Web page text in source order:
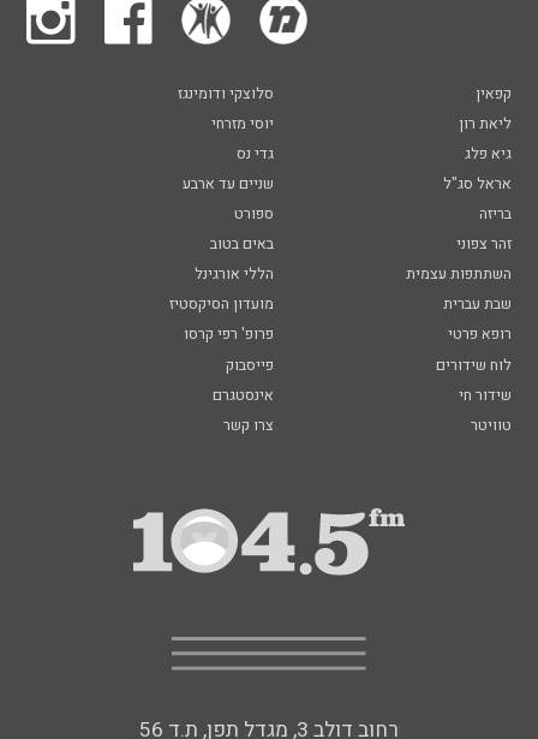
קפאין
סלוצקי ודומינגז
ליאת רון
יוסי מזרחי
גיא פלג
גדי נס
אראל סג"ל
שניים עד ארבע
בריזה
ספורט
זהר צפוני
באים בטוב
השתתפות עצמית
הללי אורגינל
שבת עברית
מועדון הסיקסטיז
רופא פרטי
פרופ' רפי קרסו
לוח שידורים
פייסבוק
שידור חי
אינסטגרם
טוויטר
צרו קשר
רחוב דולב 3, מגדל תפן, ת.ד 56